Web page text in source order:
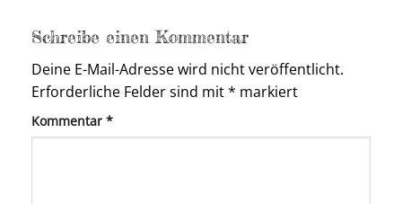
Schreibe einen Kommentar
Deine E-Mail-Adresse wird nicht veröffentlicht.
Erforderliche Felder sind mit* markiert
Kommentar *